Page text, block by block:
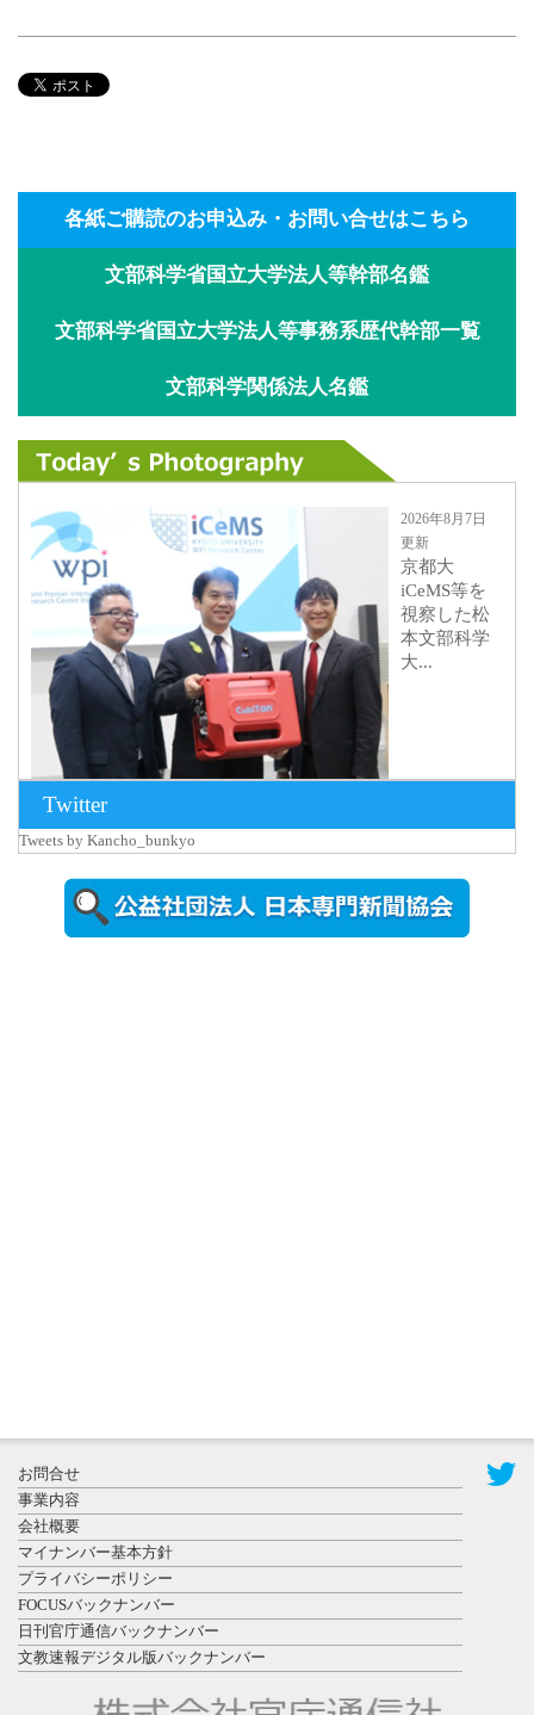
各紙ご購読のお申込み・お問い合せはこちら
文部科学省国立大学法人等幹部名鑑
文部科学省国立大学法人等事務系歴代幹部一覧
文部科学関係法人名鑑
2026年8月7日
更新
京都大
iCeMS等を
視察した松
本文部科学
大...
2026年8月5日
更新
農工大で大
登録有形文
化財となっ
た東北大植
物園八...
Twitter
Tweets by Kancho_bunkyo
お問合せ
事業内容
会社概要
マイナンバー基本方針
プライバシーポリシー
FOCUSバックナンバー
日刊官庁通信バックナンバー
文教速報デジタル版バックナンバー